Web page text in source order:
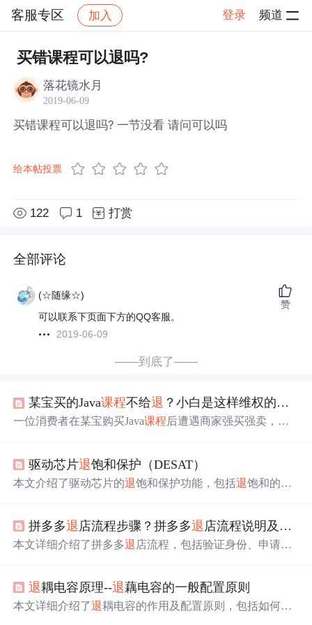
客服专区 加入 登录 频道
社区 客服专区 帖子详情
买错课程可以退吗?
落花镜水月
2019-06-09
买错课程可以退吗? 一节没看 请问可以吗
给本帖投票
122 1 打赏
全部评论
(☆随缘☆)
可以联系下页面下方的QQ客服。
2019-06-09
赞
——到底了——
某宝买的Java课程不给退 ？小白是这样维权的。。
一位消费者在某宝购买Java课程后遭遇商家强买强卖，经
慎。驱动芯片退饱和保护（DESAT）
本文介绍了驱动芯片的退饱和保护功能，包括退饱和的工
拼多多退 店流程步骤？拼多多退 店流程说明及常见问题？拼多多
本文详细介绍了拼多多退 店流程，包括验证身份、申请退
周期、未经营店铺公示、0元入驻商家退店等常见问题给出
了解答。
退耦电容原理--退藕电容的一般配置原则
本文详细介绍了退耦电容的作用及配置原则，包括如何选